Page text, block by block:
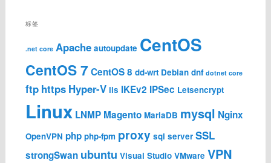
标签
.net core Apache autoupdate CentOS
CentOS 7 CentOS 8 dd-wrt Debian dnf dotnet core
ftp https Hyper-V iis IKEv2 IPSec Letsencrypt
Linux LNMP Magento MariaDB mysql Nginx
OpenVPN php php-fpm proxy sql server SSL
strongSwan ubuntu Visual Studio VMware VPN